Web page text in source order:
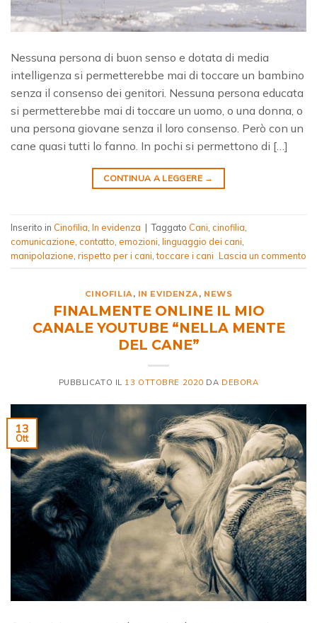
Nessuna persona di buon senso e dotata di media
intelligenza si permetterebbe mai di toccare un bambino
senza il consenso dei genitori. Nessuna persona educata
si permetterebbe mai di toccare un uomo, o una donna, o
una persona giovane senza il loro consenso. Però con un
cane quasi tutti lo fanno. In pochi si permettono di […]
CONTINUA A LEGGERE →
Inserito in Cinofilia In evidenza | Taggato Cani cinofilia
comunicazione contatto emozioni linguaggio dei cani
manipolazione rispetto per i cani ,toccare i cani Lascia un commento
CINOFILIA, IN EVIDENZA, NEWS
FINALMENTE ONLINE IL MIO
CANALE YOUTUBE “NELLA MENTE
DEL CANE”
PUBBLICATO IL 13 OTTOBRE 2020 DA DEBORA
13
Ott